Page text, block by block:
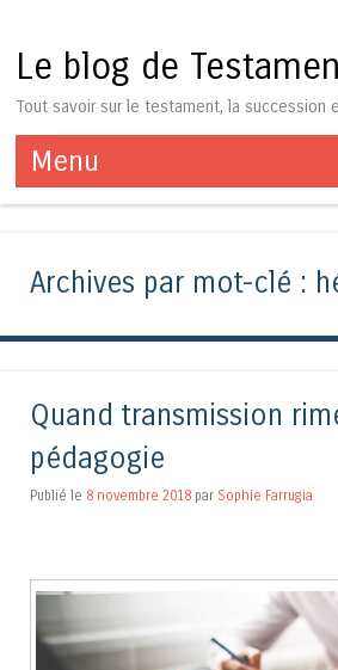
Le blog de
Tout savoir sur le testament, la succession
Menu
Aller au contenu
Archives par mot-clé :
Quand transmission
pédagogie
Publié le 8 novembre 2018 par Sophie Farrugia